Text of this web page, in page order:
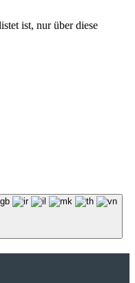
ist, nur über diese